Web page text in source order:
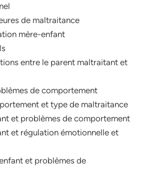
de maltraitance
mère-enfant
entre le parent maltraitant et
de comportement
et type de maltraitance
et problèmes de comportement
et régulation émotionnelle et
et problèmes de